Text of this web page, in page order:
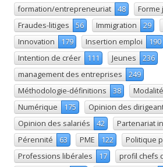
formation/entrepreneuriat
48 Forme
Fraudes-litiges
56 Immigration 29
Innovation
179 Insertion emploi
190
Intention de créer
111 Jeunes
236
management des entreprises
249
Méthodologie-définitions
38
Numérique
175 Opinion des
Opinion des salariés
42 Partenariat
Pérennité
63 PME 122 Politique
Professions libérales
17 profil chefs